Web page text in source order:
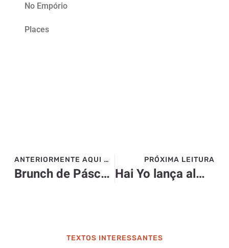
No Empório
Places
ANTERIORMENTE AQUI NO SITE>>>
Brunch de Páscoa – Tivoli Mofarrej
PRÓXIMA LEITURA
Hai Yo lança almoço executivo com pratos da cozinha oriental
TEXTOS INTERESSANTES